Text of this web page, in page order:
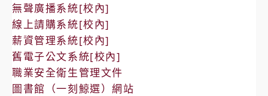
無聲廣播系統[校內]
線上請購系統[校內]
薪資管理系統[校內]
舊電子公文系統[校內]
職業安全衛生管理文件
圖書館（一刻鯨選）網站